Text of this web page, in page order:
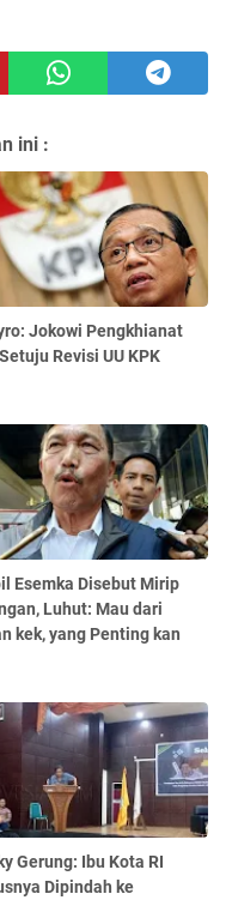
ini :
Jokowi Pengkhianat
Revisi UU KPK
Esemka Disebut Mirip
Luhut: Mau dari
kek, yang Penting kan
Gerung: Ibu Kota RI
Dipindah ke